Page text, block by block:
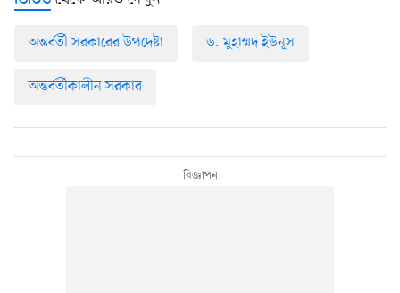
অন্তর্বর্তী সরকারের উপদেষ্টা ড. মুহাম্মদ ইউনূস
অন্তর্বর্তীকালীন সরকার